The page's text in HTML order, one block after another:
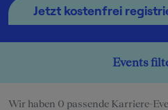
Jetzt kostenfrei
Events
Wir haben 0 passende Karriere-